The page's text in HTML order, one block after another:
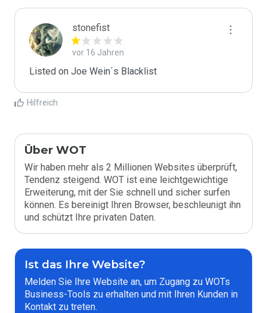
stonefist
vor 16 Jahren
Listed on Joe Wein´s Blacklist
Hilfreich
Über WOT
Wir haben mehr als 2 Millionen Websites überprüft,
Tendenz steigend. WOT ist eine leichtgewichtige
Erweiterung, mit der Sie schnell und sicher surfen
können. Es bereinigt Ihren Browser, beschleunigt ihn
und schützt Ihre privaten Daten.
Ist das Ihre Website?
Melden Sie Ihre Website an, um Zugang zu WOTs
Business-Tools zu erhalten und mit Ihren Kunden in
Kontakt zu treten.